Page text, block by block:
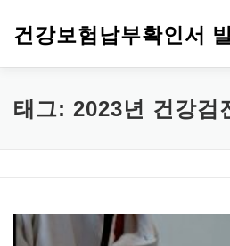
건강보험납부확인서
건강보험자격득실확인서 발급
태그: 2023년 건강검